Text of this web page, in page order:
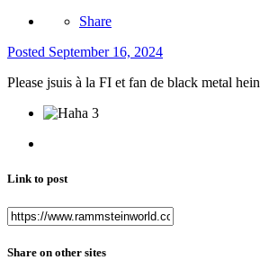
Share
Posted September 16, 2024
Please jsuis à la FI et fan de black metal hein
3
Link to post
Share on other sites